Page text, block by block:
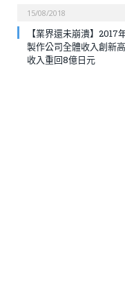
15/08/2018
【業界還未崩潰】2017
製作公司全體收入創新
收入重回8億日元